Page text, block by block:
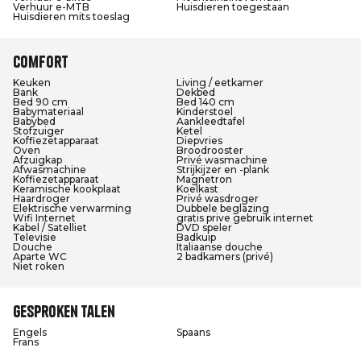
Verhuur e-MTB
Huisdieren toegestaan
Huisdieren mits toeslag
Comfort
Keuken
Living / eetkamer
Bank
Dekbed
Bed 90 cm
Bed 140 cm
Babymateriaal
Kinderstoel
Babybed
Aankleedtafel
Stofzuiger
Ketel
Koffiezetapparaat
Diepvries
Oven
Broodrooster
Afzuigkap
Privé wasmachine
Afwasmachine
Strijkijzer en -plank
Koffiezetapparaat
Magnetron
Keramische kookplaat
Koelkast
Haardroger
Privé wasdroger
Elektrische verwarming
Dubbele beglazing
Wifi Internet
gratis prive gebruik internet
Kabel / Satelliet
DVD speler
Televisie
Badkuip
Douche
Italiaanse douche
Aparte WC
2 badkamers (privé)
Niet roken
Gesproken talen
Engels
Spaans
Frans